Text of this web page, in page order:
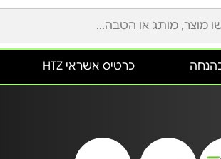
כרטיס אשראי HTZ